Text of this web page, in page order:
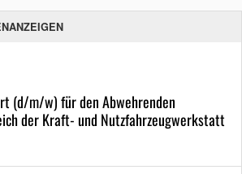
(d/m/w) für den Abwehrenden
der Kraft- und Nutzfahrzeugwerkstatt